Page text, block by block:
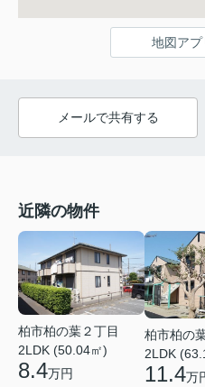
地図アプ
メールで共有する
近隣の物件
柏市柏の葉２丁目
2LDK (50.04㎡)
8.4万円
柏市柏の
2LDK
11.4万